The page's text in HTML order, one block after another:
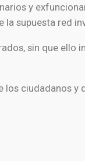
y
supuesta red
sin que ello
ciudadanos y